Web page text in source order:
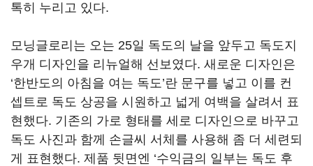
톡히 누리고 있다.
모닝글로리는 오는 25일 독도의 날을 앞두고 독도지
우개 디자인을 리뉴얼해 선보였다. 새로운 디자인은
‘한반도의 아침을 여는 독도’란 문구를 넣고 이를 컨
셉트로 독도 상공을 시원하고 넓게 여백을 살려서 표
현했다. 기존의 가로 형태를 세로 디자인으로 바꾸고
독도 사진과 함께 손글씨 서체를 사용해 좀 더 세련되
게 표현했다. 제품 뒷면엔 ‘수익금의 일부는 독도 후